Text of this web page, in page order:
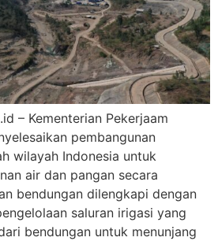
– Kementerian Pekerjaam
pembangunan
wilayah Indonesia untuk
air dan pangan secara
bendungan dilengkapi dengan
saluran irigasi yang
bendungan untuk menunjang